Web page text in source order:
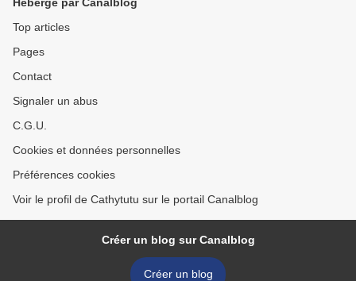
Top articles
Pages
Contact
Signaler un abus
C.G.U.
Cookies et données personnelles
Préférences cookies
Voir le profil de Cathytutu sur le portail Canalblog
Créer un blog sur Canalblog
Créer un blog